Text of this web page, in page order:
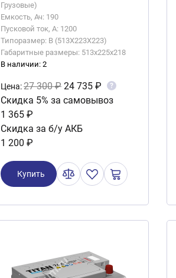
Грузовые)
Емкость, Ач: 190
Пусковой ток, А: 1200
Типоразмер: B (513X223X223)
Габаритные размеры: 513x225x218
В наличии: 2
Цена:27 300 ₽ 24 735 ₽ ?
Скидка 5% за самовывоз
1 365 ₽
Скидка за б/у АКБ
1 200 ₽
Купить